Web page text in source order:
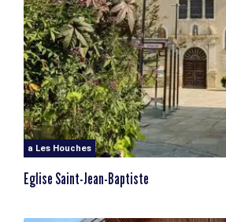
a Les Houches
Eglise Saint-Jean-Baptiste